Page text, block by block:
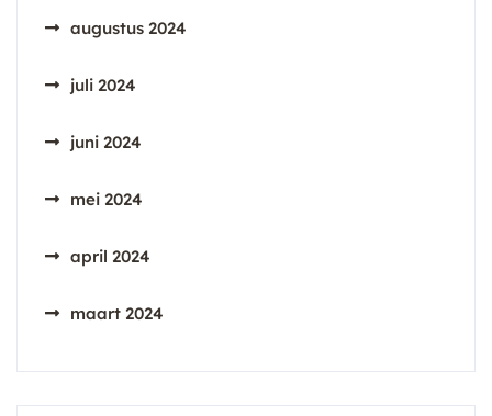
augustus 2024
juli 2024
juni 2024
mei 2024
april 2024
maart 2024